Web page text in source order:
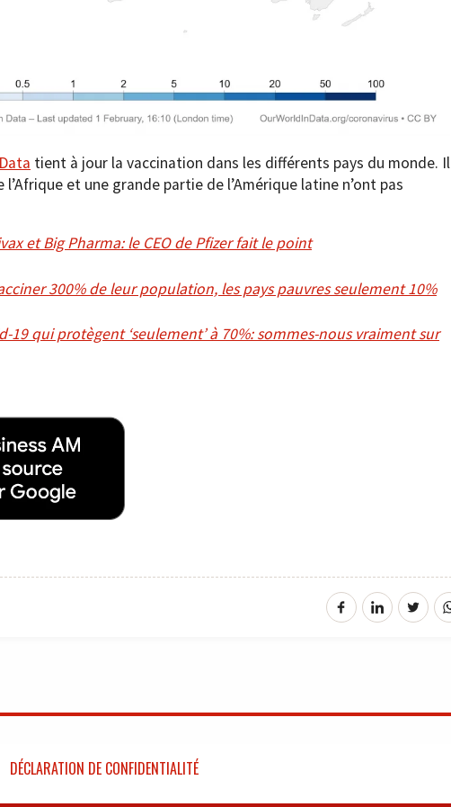
tient à jour la vaccination dans les différents pays du monde. Il
et une grande partie de l’Amérique latine n’ont pas
et Big Pharma: le CEO de Pfizer fait le point
300% de leur population, les pays pauvres seulement 10%
19 qui protègent ‘seulement’ à 70%: sommes-nous vraiment sur
DÉCLARATION DE CONFIDENTIALITÉ